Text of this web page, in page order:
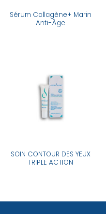
Sérum Collagène+ Marin
Anti-Âge
SOIN CONTOUR DES YEUX
TRIPLE ACTION